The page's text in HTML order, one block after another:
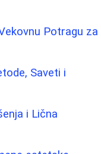
Potragu za
Saveti i
i Lična